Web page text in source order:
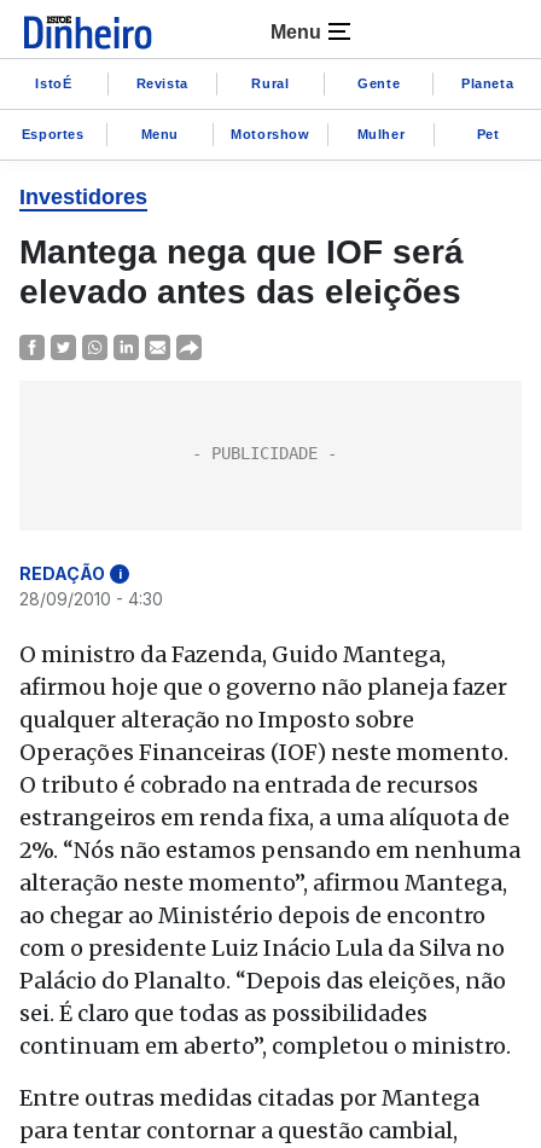
Menu
IstoÉ Revista Rural Gente Planeta
Esportes Menu Motorshow Mulher Pet
Investidores
Mantega nega que IOF será
elevado antes das eleições
REDAÇÃO i
28/09/2010 - 4:30
O ministro da Fazenda, Guido Mantega,
afirmou hoje que o governo não planeja fazer
qualquer alteração no Imposto sobre
Operações Financeiras (IOF) neste momento.
O tributo é cobrado na entrada de recursos
estrangeiros em renda fixa, a uma alíquota de
2%. “Nós não estamos pensando em nenhuma
alteração neste momento”, afirmou Mantega,
ao chegar ao Ministério depois de encontro
com o presidente Luiz Inácio Lula da Silva no
Palácio do Planalto. “Depois das eleições, não
sei. É claro que todas as possibilidades
continuam em aberto”, completou o ministro.
Entre outras medidas citadas por Mantega
para tentar contornar a questão cambial,